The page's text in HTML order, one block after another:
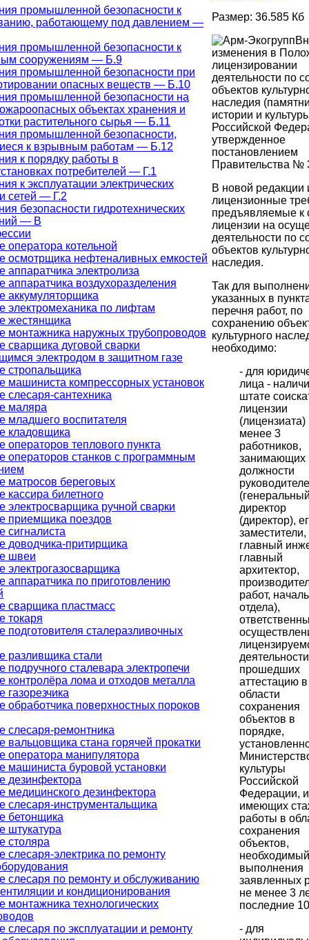
промышленной безопасности к
работающему под давлением —
промышленной безопасности к
сооружениям — Б.9
промышленной безопасности при
опасных веществ — Б.10
промышленной безопасности на
объектах хранения и
растительного сырья — Б.11
промышленной безопасности,
к взрывным работам — Б.12
к порядку работы в
потребителей — Г.1
к эксплуатации электрических
сетей — Г.2
безопасности гидротехнических
— В
оператора котельной
осмотрщика нефтеналивных емкостей
аппаратчика электролиза
аппаратчика воздухоразделения
аккумуляторщика
электромеханика по лифтам
жестянщика
монтажника наружных трубопроводов
сварщика дуговой сварки
электродом в защитном газе
стропальщика
машиниста компрессорных установок
слесаря-сантехника
маляра
младшего воспитателя
кладовщика
операторов теплового пункта
операторов станков с программным
матросов береговых
кассира билетного
электросварщика ручной сварки
приемщика поездов
сигналиста
доводчика-притирщика
швеи
электрогазосварщика
аппаратчика по приготовлению
сварщика пластмасс
токаря
подготовителя сталеразливочных
разливщика стали
подручного сталевара электропечи
контролёра лома и отходов металла
газорезчика
обработчика поверхностных пороков
слесаря-ремонтника
вальцовщика стана горячей прокатки
оператора манипулятора
машиниста буровой установки
дезинфектора
медицинского дезинфектора
слесаря-инструментальщика
бетонщика
штукатура
столяра
слесаря-электрика по ремонту
слесаря по ремонту и обслуживанию
и кондиционирования
монтажника технологических
слесаря по эксплуатации и ремонту
Размер: 36.585 Кб
изменения в
лицензировании
деятельности по
объектов
наследия
истории и
Российской
утвержденное
постановлением
Правительства №
В новой редакции
лицензионные
предъявляемые к
лицензии на
деятельности по
объектов
наследия.
Так для
указанных в
перечня работ, по
сохранению
культурного
необходимо:
- для
лица -
штате
лицензии
(лицензиата)
менее 3
работников,
занимающих
должности
директор
(директор),
заместители,
главный
главный
архитектор,
работ,
отдела),
прошедших
аттестацию в
области
сохранения
объектов в
порядке,
культуры
Российской
Федерации, и
имеющих
работы в
сохранения
объектов,
выполнения
заявленных
не менее 3
последние
- для